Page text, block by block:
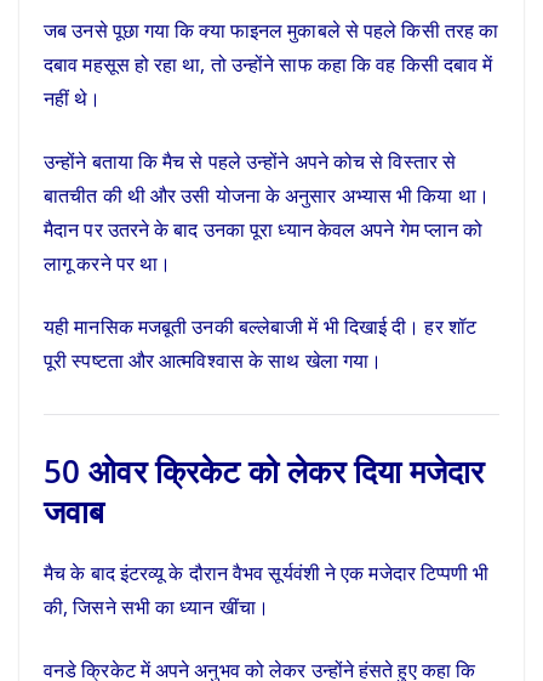
जब उनसे पूछा गया कि क्या फाइनल मुकाबले से पहले किसी तरह का
दबाव महसूस हो रहा था, तो उन्होंने साफ कहा कि वह किसी दबाव में
नहीं थे।
उन्होंने बताया कि मैच से पहले उन्होंने अपने कोच से विस्तार से
बातचीत की थी और उसी योजना के अनुसार अभ्यास भी किया था।
मैदान पर उतरने के बाद उनका पूरा ध्यान केवल अपने गेम प्लान को
लागू करने पर था।
यही मानसिक मजबूती उनकी बल्लेबाजी में भी दिखाई दी। हर शॉट
पूरी स्पष्टता और आत्मविश्वास के साथ खेला गया।
50 ओवर क्रिकेट को लेकर दिया मजेदार
जवाब
मैच के बाद इंटरव्यू के दौरान वैभव सूर्यवंशी ने एक मजेदार टिप्पणी भी
की, जिसने सभी का ध्यान खींचा।
वनडे क्रिकेट में अपने अनुभव को लेकर उन्होंने हंसते हुए कहा कि